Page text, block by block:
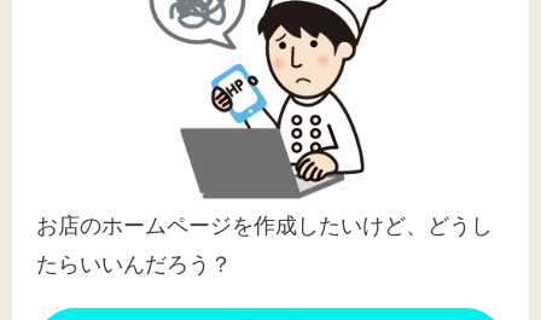
お店のホームページを作成したいけど、どうし
たらいいんだろう？